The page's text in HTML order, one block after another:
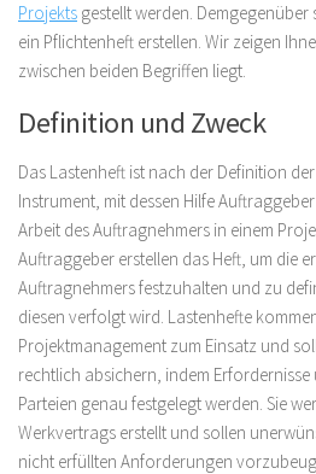
Projekts gestellt werden.
ein Pflichtenheft erstellen. Wir zeigen
zwischen beiden Begriffen liegt.
Definition und Zweck
Das Lastenheft ist nach der Definition
Instrument, mit dessen Hilfe
Arbeit des Auftragnehmers in einem
Auftraggeber erstellen das Heft, um die
Auftragnehmers festzuhalten und zu
diesen verfolgt wird. Lastenhefte
Projektmanagement zum Einsatz und
rechtlich absichern, indem
Parteien genau festgelegt werden. Sie
Werkvertrags erstellt und sollen
nicht erfüllten Anforderungen